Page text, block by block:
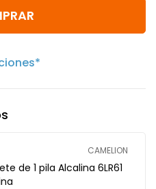
CAMELION
de 1 pila Alcalina 6LR61